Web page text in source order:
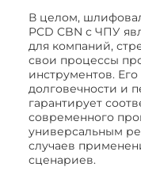
В целом,
PCD CBN с ЧПУ
для компаний,
свои процессы
инструментов.
долговечности и
гарантирует
современного
универсальным
случаев
сценариев.